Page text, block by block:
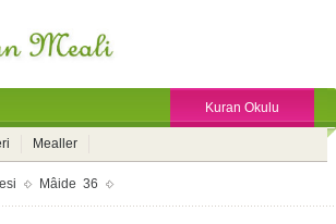
Kuran Okulu
Mealler
Mâide 36